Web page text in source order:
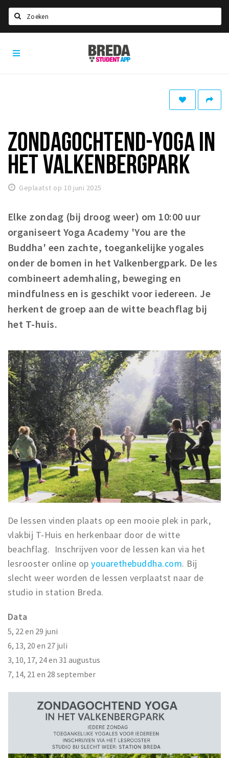
HOME
Studentenverenigingen
Studentenraad
Studentenroutes
New in town? Check FAQ!
WONEN
Woonruimte
Inschrijven gemeente
Zorgverzekering
Huisarts en eerste hulp
Q&A
KORTING
Draai aan het rad!
VRIJE TIJD
Sport
Nieuws
Agenda
Bezienswaardigheden
Musea, theaters & podia
Uitjes & activiteiten
Studentenroutes
Natuurgebieden
Party pics
Eten
Drinken
Slapen
Recreatief
Winkels
Winkelgebieden
Deals
Parkeren
Breda
Student
ZONDAGOCHTEND-YOGA IN
HET VALKENBERGPARK
Geplaatst op 10 juni 2025
Elke zondag (bij droog weer) om 10:00 uur
organiseert Yoga Academy 'You are the
Buddha' een zachte, toegankelijke yogales
onder de bomen in het Valkenbergpark. De les
combineert ademhaling, beweging en
mindfulness en is geschikt voor iedereen. Je
herkent de groep aan de witte beachflag bij
het T-huis.
De lessen vinden plaats op een mooie plek in park,
vlakbij T-Huis en herkenbaar door de witte
beachflag. Inschrijven voor de lessen kan via het
lesrooster online opyouarethebuddha.com. Bij
slecht weer worden de lessen verplaatst naar de
studio in station Breda.
Data
5, 22 en 29 juni
6, 13, 20 en 27 juli
3, 10, 17, 24 en 31 augustus
7, 14, 21 en 28 september